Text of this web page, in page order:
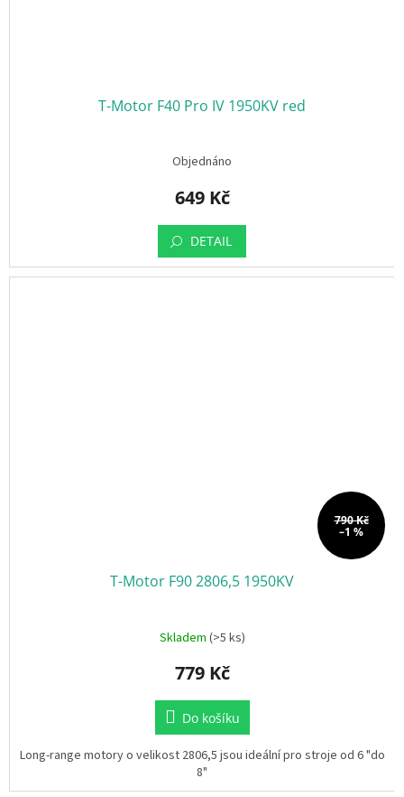
T-Motor F40 Pro IV 1950KV red
Objednáno
649 Kč
DETAIL
790 Kč
–1 %
T-Motor F90 2806,5 1950KV
Skladem (>5 ks)
779 Kč
Do košíku
Long-range motory o velikost 2806,5 jsou ideální pro stroje od 6 "do
8"